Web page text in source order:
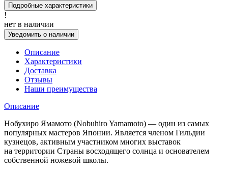
Подробные характеристики
!
нет в наличии
Уведомить о наличии
Описание
Характеристики
Доставка
Отзывы
Наши преимущества
Описание
Нобухиро Ямамото (Nobuhiro Yamamoto) — один из самых
популярных мастеров Японии. Является членом Гильдии
кузнецов, активным участником многих выставок
на территории Страны восходящего солнца и основателем
собственной ножевой школы.